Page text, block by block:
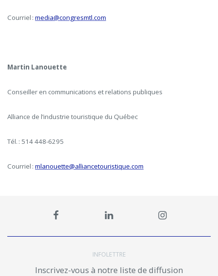
Courriel : media@congresmtl.com
Martin Lanouette
Conseiller en communications et relations publiques
Alliance de l’industrie touristique du Québec
Tél. : 514 448-6295
Courriel : mlanouette@alliancetouristique.com
INFOLETTRE
Inscrivez-vous à notre liste de diffusion